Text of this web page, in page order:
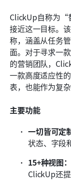
ClickUp自称为“
接近这一目标。
称，涵盖从任务
面。对于寻求一
的营销团队，
一款高度适应性
表，也能作为复
主要功能
一切皆可定
状态、字段
15+种视图：
ClickUp还